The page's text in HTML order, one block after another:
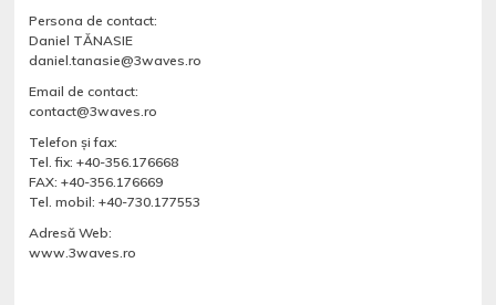
Persona de contact:
Daniel TĂNASIE
daniel.tanasie@3waves.ro
Email de contact:
contact@3waves.ro
Telefon şi fax:
Tel. fix: +40-356.176668
FAX: +40-356.176669
Tel. mobil: +40-730.177553
Adresă Web:
www.3waves.ro